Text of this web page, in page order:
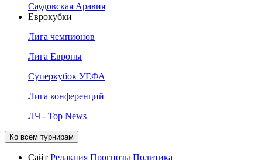
Саудовская Аравия
Еврокубки
Лига чемпионов
Лига Европы
Суперкубок УЕФА
Лига конференций
ЛЧ - Top News
Ко всем турнирам
Сайт Редакция Прогнозы Политика